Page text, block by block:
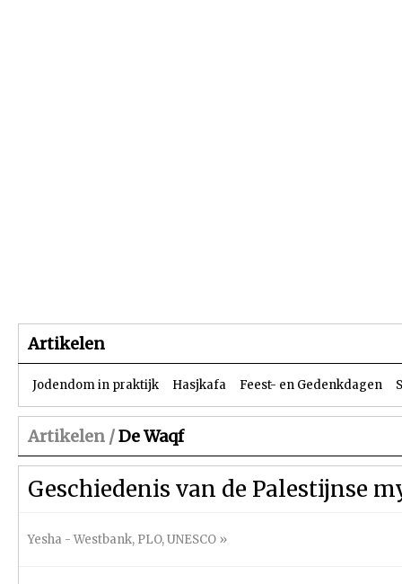
Artikelen
Jodendom in praktijk Hasjkafa Feest- en Gedenkdagen
Artikelen /De Waqf
Geschiedenis van de Palestijnse
Yesha - Westbank, PLO,UNESCO »